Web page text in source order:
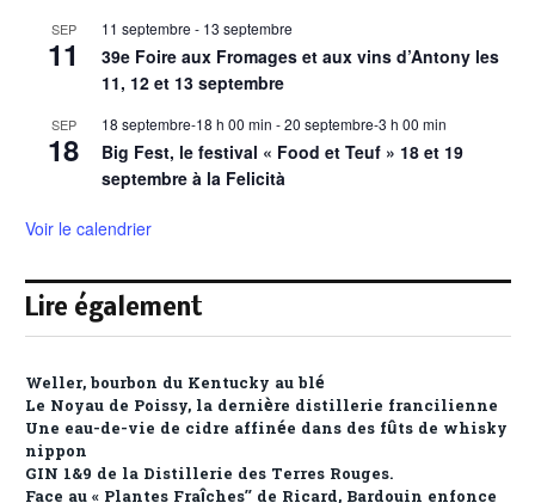
SEP
11
11 septembre - 13 septembre
39e Foire aux Fromages et aux vins d’Antony les
11, 12 et 13 septembre
SEP
18
18 septembre-18 h 00 min -20 septembre-3 h 00 min
Big Fest, le festival « Food et Teuf » 18 et 19
septembre à la Felicità
Voir le calendrier
Lire également
Weller, bourbon du Kentucky au blé
Le Noyau de Poissy, la dernière distillerie francilienne
Une eau-de-vie de cidre affinée dans des fûts de whisky
nippon
GIN 1&9 de la Distillerie des Terres Rouges.
Face au « Plantes Fraîches” de Ricard, Bardouin enfonce